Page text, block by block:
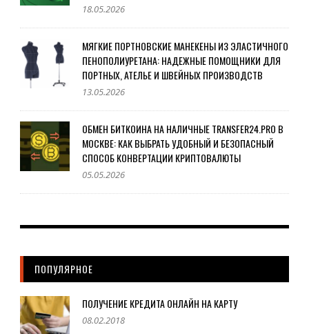
18.05.2026
МЯГКИЕ ПОРТНОВСКИЕ МАНЕКЕНЫ ИЗ ЭЛАСТИЧНОГО
ПЕНОПОЛИУРЕТАНА: НАДЕЖНЫЕ ПОМОЩНИКИ ДЛЯ
ПОРТНЫХ, АТЕЛЬЕ И ШВЕЙНЫХ ПРОИЗВОДСТВ
13.05.2026
ОБМЕН БИТКОИНА НА НАЛИЧНЫЕ TRANSFER24.PRO В
МОСКВЕ: КАК ВЫБРАТЬ УДОБНЫЙ И БЕЗОПАСНЫЙ
СПОСОБ КОНВЕРТАЦИИ КРИПТОВАЛЮТЫ
05.05.2026
ПОПУЛЯРНОЕ
ПОЛУЧЕНИЕ КРЕДИТА ОНЛАЙН НА КАРТУ
08.02.2018